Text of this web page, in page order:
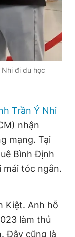
cáo
Chính sách bảo
24.3.2020
Niên. Cấm sao
đi du học
Trần Ý Nhi
nhận
mạng. Tại
Bình Định
mái tóc ngắn.
Kiệt. Anh hỗ
làm thủ
Đây cũng là